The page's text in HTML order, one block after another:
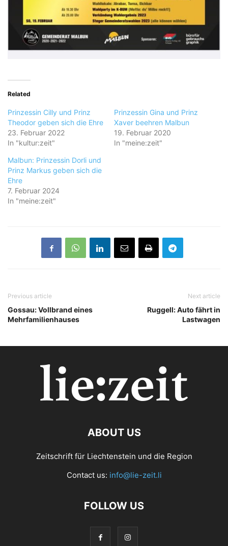
Related
Prinzessin Cilly und Prinz
Theodor geben sich die Ehre
23. Februar 2022
In "kultur:zeit"
Prinzessin Gina und Prinz
Xaver beehren Malbun
19. Februar 2020
In "meine:zeit"
Malbun: Prinzessin Dorli und
Prinz Markus geben sich die
Ehre
7. Februar 2024
In "meine:zeit"
Previous article
Gossau: Vollbrand eines
Mehrfamilienhauses
Next article
Ruggell: Auto fährt in
Lastwagen
ABOUT US
Zeitschrift für Liechtenstein und die Region
Contact us: info@lie-zeit.li
FOLLOW US